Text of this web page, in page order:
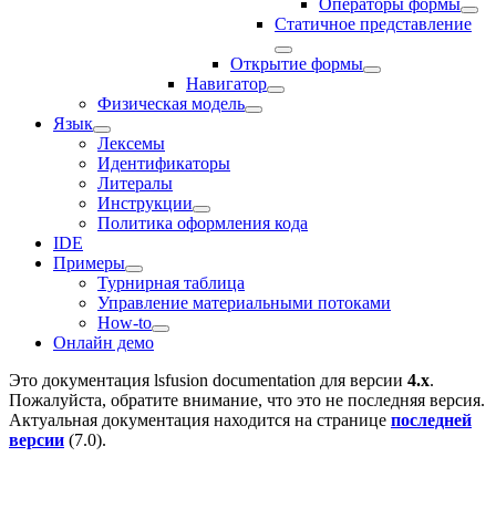
Операторы формы
Статичное представление
Открытие формы
Навигатор
Физическая модель
Язык
Лексемы
Идентификаторы
Литералы
Инструкции
Политика оформления кода
IDE
Примеры
Турнирная таблица
Управление материальными потоками
How-to
Онлайн демо
Это документация lsfusion documentation для версии 4.x.
Пожалуйста, обратите внимание, что это не последняя версия.
Актуальная документация находится на странице последней
версии (7.0).